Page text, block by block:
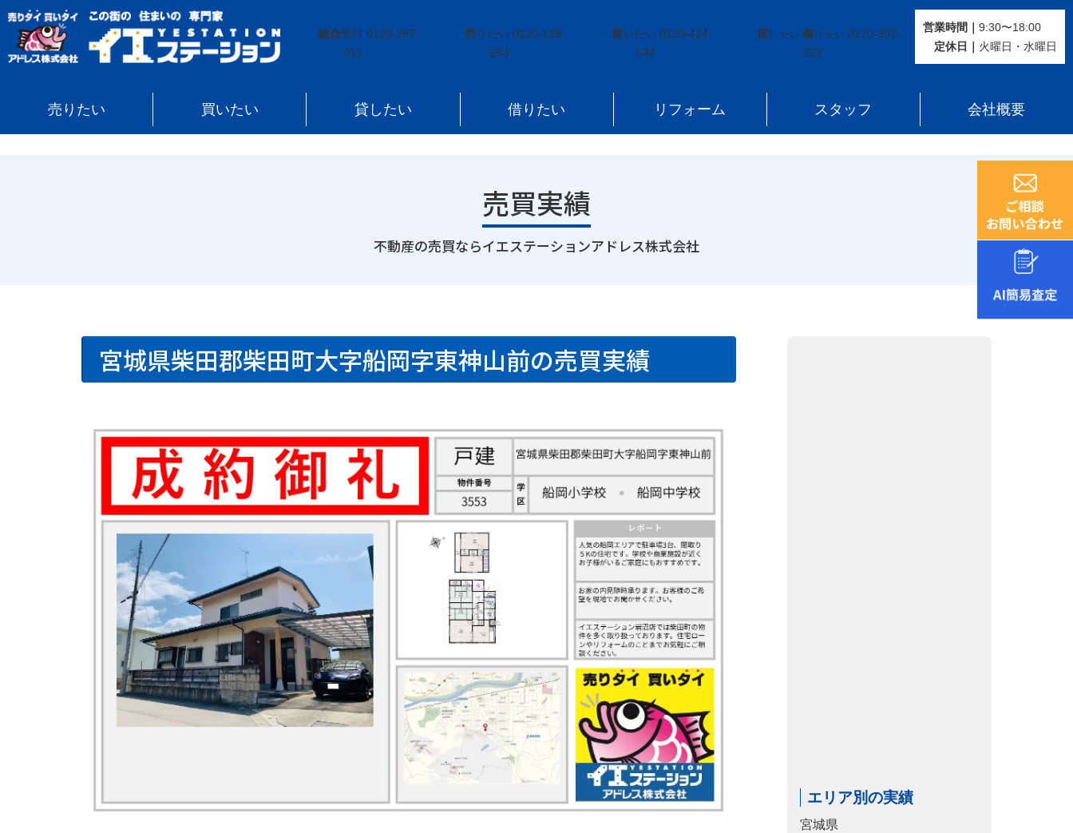
総合受付 0120-297-
011
売りたい 0120-139-
664
買いたい 0120-424-
544
貸し たい 借り たい 0120-302-
563
営業時間｜ 9:30〜18:00
定休⽇｜ 火曜⽇・水曜⽇
売りたい 買いたい 貸したい 借りたい リフォーム スタッフ 会社概要
イエステーション » 売買実績
売買実績
｜
不動産の売買ならイエステーションアドレス株式会社
宮城県柴田郡柴田町大字船岡字東神山前の売買実績
エリア別の実績
宮城県